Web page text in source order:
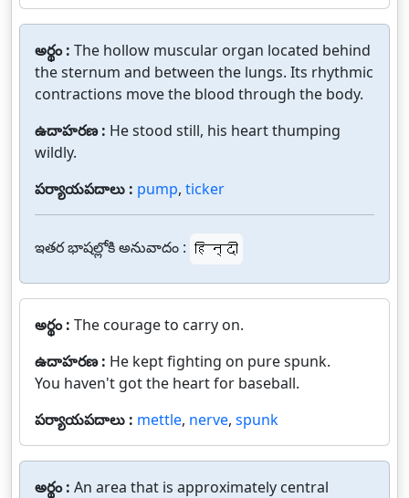
అర్థం : The hollow muscular organ located behind
the sternum and between the lungs. Its rhythmic
contractions move the blood through the body.
ఉదాహరణ : He stood still, his heart thumping
wildly.
పర్యాయపదాలు : pump, ticker
ఇతర భాషల్లోకి అనువాదం : हिन्दी
అర్థం : The courage to carry on.
ఉదాహరణ : He kept fighting on pure spunk.
You haven't got the heart for baseball.
పర్యాయపదాలు : mettle, nerve, spunk
అర్థం : An area that is approximately central